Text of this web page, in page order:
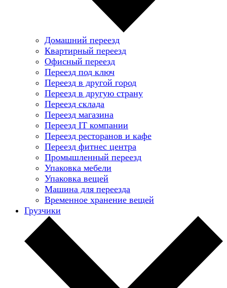
Домашний переезд
Квартирный переезд
Офисный переезд
Переезд под ключ
Переезд в другой город
Переезд в другую страну
Переезд склада
Переезд магазина
Переезд IT компании
Переезд ресторанов и кафе
Переезд фитнес центра
Промышленный переезд
Упаковка мебели
Упаковка вещей
Машина для переезда
Временное хранение вещей
Грузчики